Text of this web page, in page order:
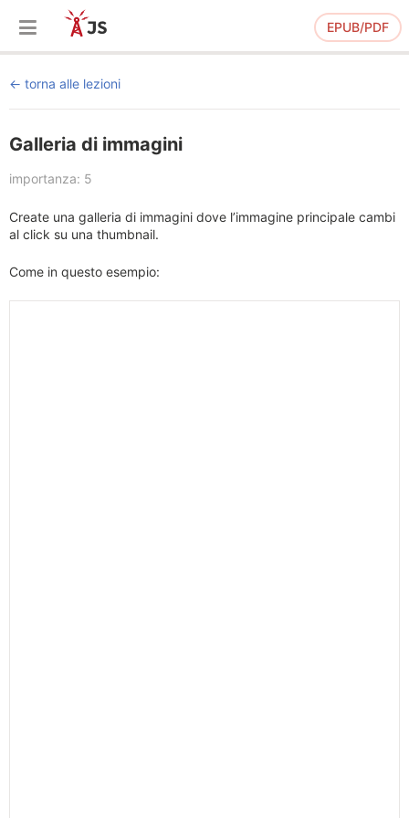
EPUB/PDF
torna alle lezioni
Galleria di immagini
importanza: 5
Create una galleria di immagini dove l’immagine principale cambi
al click su una thumbnail.
Come in questo esempio: